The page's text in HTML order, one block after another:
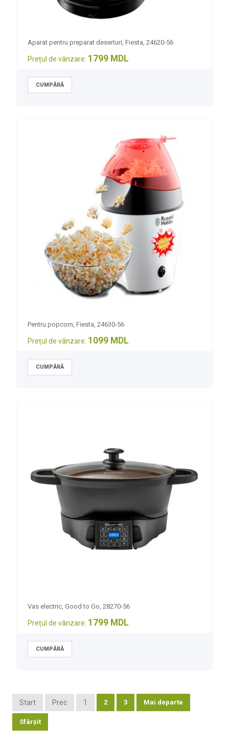
Aparat pentru preparat deserturi, Fiesta, 24620-56
Prețul de vânzare: 1799 MDL
Pentru popcorn, Fiesta, 24630-56
Prețul de vânzare: 1099 MDL
Vas electric, Good to Go, 28270-56
Prețul de vânzare: 1799 MDL
Start Prec 1 2 3 Mai departe
Sfârșit